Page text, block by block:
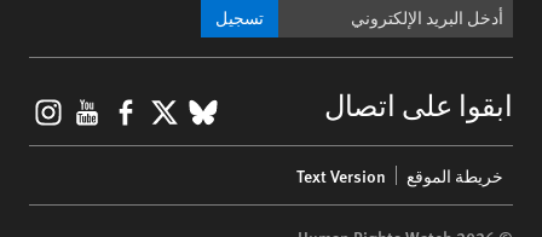
تسجيل
ابقوا على اتصال BlueSky
X
menu
خريطة الموقع Text Version